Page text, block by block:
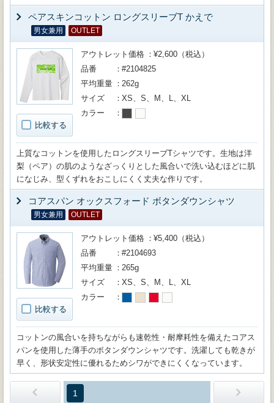
ペアスキンコットン ロングスリーブT かえで
男女兼用 OUTLET
比較する
アウトレット価格
¥2,600（税込）
品番
#2104825
平均重量
262g
サイズ
XS、S、M、L、XL
カラー
上質なコットンを使用したロングスリーブTシャツです。生地は洋
梨（ペア）の肌のようなざっくりとした風合いで洗い込むほどに肌
になじみ、型くずれをおこしにくく丈夫な作りです。
コアスパン オックスフォード ボタンダウンシャツ
男女兼用 OUTLET
比較する
アウトレット価格
¥5,400（税込）
品番
#2104693
平均重量
265g
サイズ
XS、S、M、L、XL
カラー
コットンの風合いを持ちながらも速乾性・耐摩耗性を備えたコアス
パンを使用した薄手のボタンダウンシャツです。洗濯しても乾きが
早く、形状安定性に優れるためシワができにくくなっています。
1